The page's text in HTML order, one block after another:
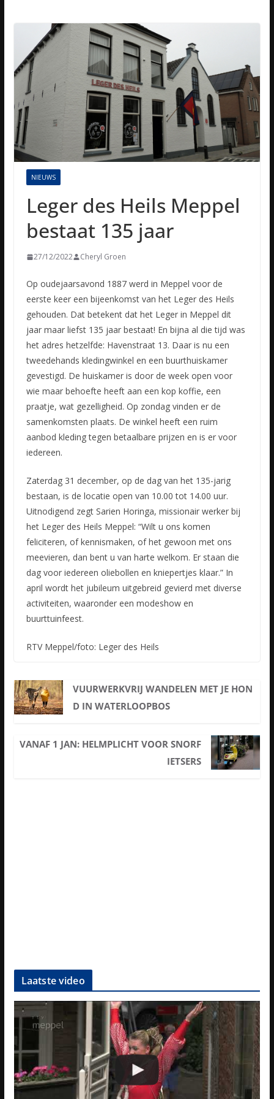
NIEUWS
Leger des Heils Meppel
bestaat 135 jaar
27/12/2022 Cheryl Groen
Op oudejaarsavond 1887 werd in Meppel voor de
eerste keer een bijeenkomst van het Leger des Heils
gehouden. Dat betekent dat het Leger in Meppel dit
jaar maar liefst 135 jaar bestaat! En bijna al die tijd was
het adres hetzelfde: Havenstraat 13. Daar is nu een
tweedehands kledingwinkel en een buurthuiskamer
gevestigd. De huiskamer is door de week open voor
wie maar behoefte heeft aan een kop koffie, een
praatje, wat gezelligheid. Op zondag vinden er de
samenkomsten plaats. De winkel heeft een ruim
aanbod kleding tegen betaalbare prijzen en is er voor
iedereen.
Zaterdag 31 december, op de dag van het 135-jarig
bestaan, is de locatie open van 10.00 tot 14.00 uur.
Uitnodigend zegt Sarien Horinga, missionair werker bij
het Leger des Heils Meppel: “Wilt u ons komen
feliciteren, of kennismaken, of het gewoon met ons
meevieren, dan bent u van harte welkom. Er staan die
dag voor iedereen oliebollen en kniepertjes klaar.” In
april wordt het jubileum uitgebreid gevierd met diverse
activiteiten, waaronder een modeshow en
buurttuinfeest.
RTV Meppel/foto: Leger des Heils
VUURWERKVRIJ WANDELEN MET JE HON
D IN WATERLOOPBOS
VANAF 1 JAN: HELMPLICHT VOOR SNORF
IETSERS
Laatste video